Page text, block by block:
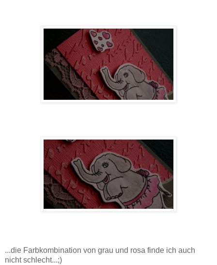
...die Farbkombination von grau und rosa finde ich auch
nicht schlecht...;)